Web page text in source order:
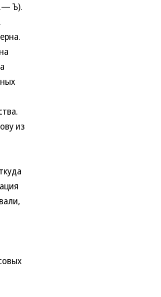
Ъ).
из